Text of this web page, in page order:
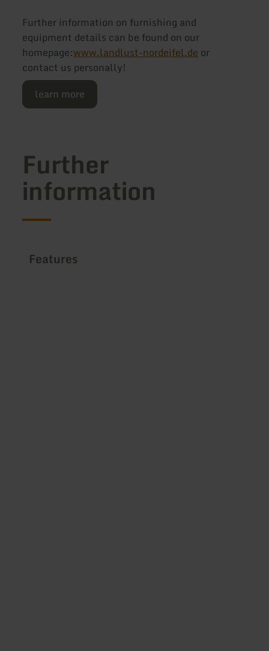
Further information on furnishing and
equipment details can be found on our
homepage:www.landlust-nordeifel.de or
contact us personally!
learn more
Further
information
Features